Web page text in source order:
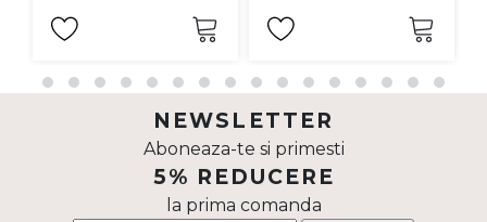
NEWSLETTER
Aboneaza-te si primesti
5% REDUCERE
la prima comanda